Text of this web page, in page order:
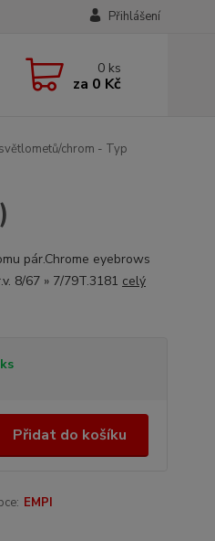
Přihlášení
0 ks
za 0 Kč
chrom - Typ
pár.Chrome eyebrows
8/67 » 7/79T.3181 celý
Přidat do košíku
EMPI